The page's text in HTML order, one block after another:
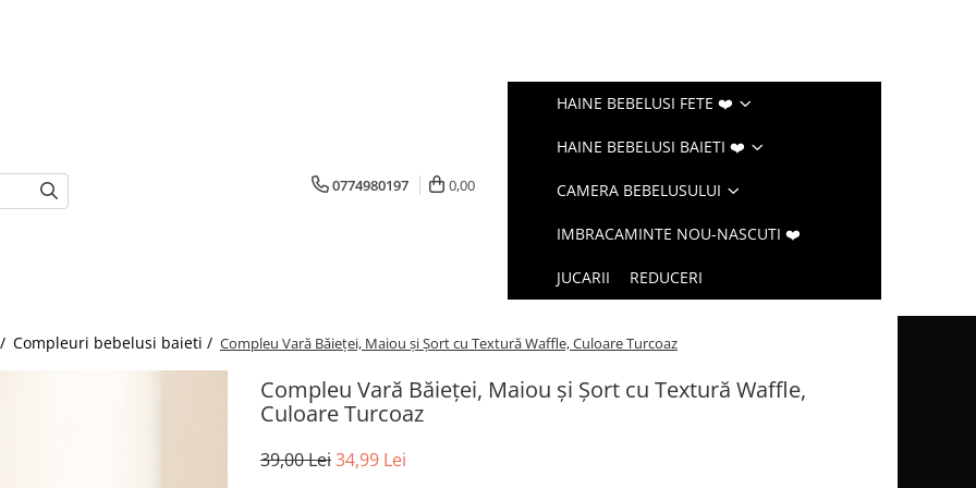
0774980197 0,00
HAINE BEBELUSI FETE ❤️
HAINE BEBELUSI BAIETI ❤️
CAMERA BEBELUSULUI
IMBRACAMINTE NOU-NASCUTI ❤️
JUCARII REDUCERI
Compleuri bebelusi baieti / Compleu Vară Băieței, Maiou și Șort cu Textură Waffle, Culoare Turcoaz
Compleu Vară Băieței, Maiou și Șort cu Textură Waffle,
Culoare Turcoaz
39,00 Lei34,99 Lei